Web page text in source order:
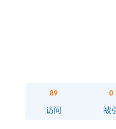
89
访问
0
被引